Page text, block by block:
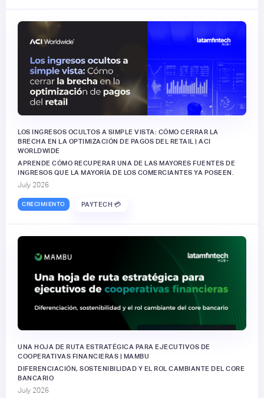
LOS INGRESOS OCULTOS A SIMPLE VISTA: CÓMO CERRAR LA
BRECHA EN LA OPTIMIZACIÓN DE PAGOS DEL RETAIL | ACI
WORLDWIDE
APRENDE CÓMO RECUPERAR UNA DE LAS MAYORES FUENTES DE
INGRESOS QUE LA MAYORÍA DE LOS COMERCIANTES YA POSEEN.
July 2026
CRECIMIENTO PAYTECH 💳
UNA HOJA DE RUTA ESTRATÉGICA PARA EJECUTIVOS DE
COOPERATIVAS FINANCIERAS | MAMBU
DIFERENCIACIÓN, SOSTENIBILIDAD Y EL ROL CAMBIANTE DEL CORE
BANCARIO
July 2026